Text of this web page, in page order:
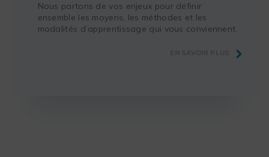
Nous partons de vos enjeux pour définir
ensemble les moyens, les méthodes et les
modalités d’apprentissage qui vous conviennent.